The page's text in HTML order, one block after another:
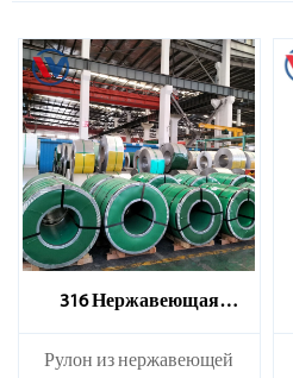
316 Нержавеющая
​Рулон из нержавеющей